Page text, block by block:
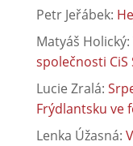
Petr Jeřábek:
Matyáš Holický:
společnosti CiS
Lucie Zralá:
Frýdlantsku ve
Lenka Úžasná: